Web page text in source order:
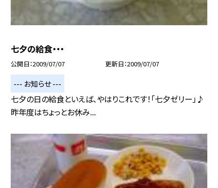
七夕の給食・・・
公開日 2009/07/07 更新日 2009/07/07
--- お知らせ ---
七夕の日の給食といえば、やはりこれです！「七夕ゼリー」♪
昨年度はちょっとお休み...